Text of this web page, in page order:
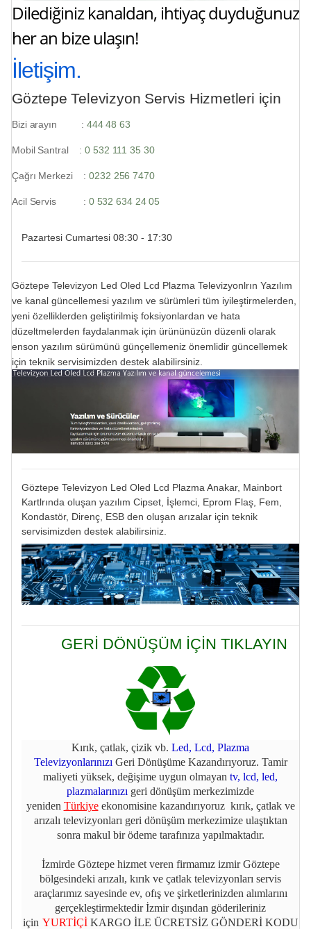
Dilediğiniz kanaldan, ihtiyaç duyduğunuz
her an bize ulaşın!
İletişim.
Göztepe Televizyon Servis Hizmetleri için
Bizi arayın : 444 48 63
Mobil Santral :0 532 111 35 30
Çağrı Merkezi :0232 256 7470
Acil Servis : 0 532 634 24 05
Pazartesi Cumartesi 08:30 - 17:30
Göztepe Televizyon Led Oled Lcd Plazma Televizyonlrın Yazılım
ve kanal güncellemesi yazılım ve sürümleri tüm iyileştirmelerden,
yeni özelliklerden geliştirilmiş foksiyonlardan ve hata
düzeltmelerden faydalanmak için ürününüzün düzenli olarak
enson yazılım sürümünü günçellemeniz önemlidir güncellemek
için teknik servisimizden destek alabilirsiniz.
Göztepe Televizyon Led Oled Lcd Plazma Anakar, Mainbort
Kartlrında oluşan yazılım Cipset, İşlemci, Eprom Flaş, Fem,
Kondastör, Direnç, ESB den oluşan arızalar için teknik
servisimizden destek alabilirsiniz.
GERİ DÖNÜŞÜM İÇİN TIKLAYIN
Kırık, çatlak, çizik vb. Led, Lcd, Plazma
Televizyonlarınızı Geri Dönüşüme Kazandırıyoruz. Tamir
maliyeti yüksek, değişime uygun olmayan tv, lcd, led,
plazmalarınızı geri dönüşüm merkezimizde
yeniden Türkiyeekonomisine kazandırıyoruz kırık, çatlak ve
arızalı televizyonları geri dönüşüm merkezimize ulaştıktan
sonra makul bir ödeme tarafınıza yapılmaktadır.
İzmirde Göztepe hizmet veren firmamız izmir Göztepe
bölgesindeki arızalı, kırık ve çatlak televizyonları servis
araçlarımız sayesinde ev, ofış ve şirketlerinizden alımlarını
gerçekleştirmektedir İzmir dışından göderileriniz
için YURTİÇİ KARGO İLE ÜCRETSİZ GÖNDERİ KODU